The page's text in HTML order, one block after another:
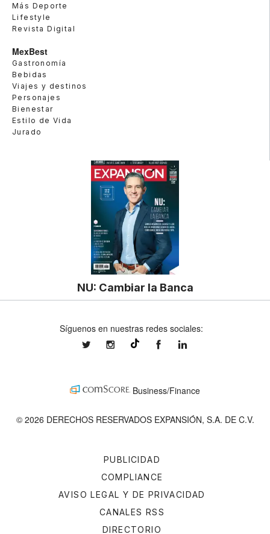
Más Deporte
Lifestyle
Revista Digital
MexBest
Gastronomía
Bebidas
Viajes y destinos
Personajes
Bienestar
Estilo de Vida
Jurado
NU: Cambiar la Banca
PUBLICIDAD
COMPLIANCE
AVISO LEGAL Y DE PRIVACIDAD
CANALES RSS
DIRECTORIO
Síguenos en nuestras redes sociales:
expansionmxexpansionmx ExpansionMex
Business/Finance
© 2026 DERECHOS RESERVADOS EXPANSIÓN, S.A. DE C.V.